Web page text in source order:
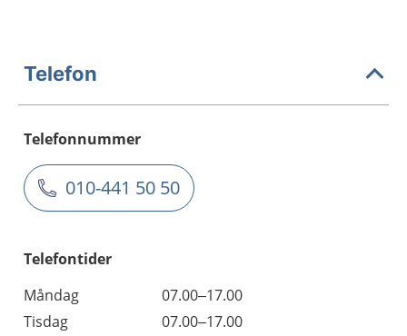
Telefon
Telefonnummer
010-441 50 50
Telefontider
Måndag
07.00–17.00
Tisdag
07.00–17.00